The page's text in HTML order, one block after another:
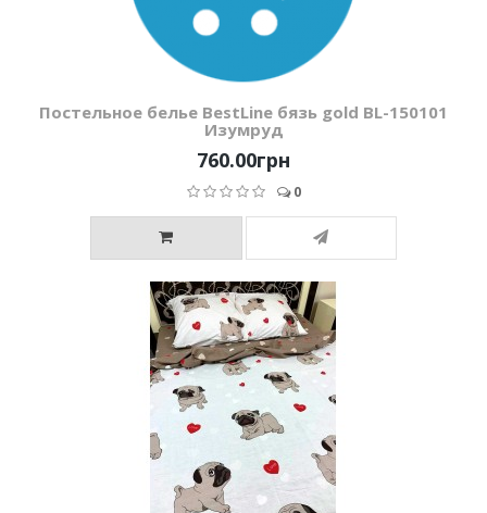
Постельное белье BestLine бязь gold BL-150101
Изумруд
760.00грн
0